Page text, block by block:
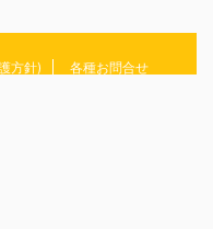
方針) 各種お問合せ